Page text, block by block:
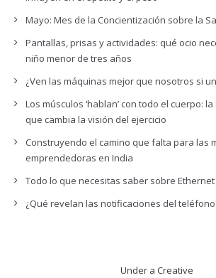
Mayo: Mes de la Concientización sobre la
Pantallas, prisas y actividades: qué ocio
niño menor de tres años
¿Ven las máquinas mejor que nosotros si
Los músculos ‘hablan’ con todo el cuerpo:
que cambia la visión del ejercicio
Construyendo el camino que falta para las
emprendedoras en India
Todo lo que necesitas saber sobre Ethernet
¿Qué revelan las notificaciones del
Under a Creative